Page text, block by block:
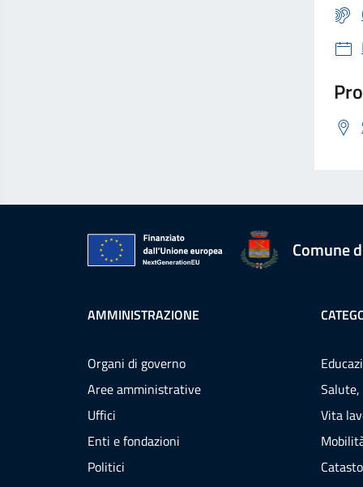
Comune
AMMINISTRAZIONE
Organi di governo
Aree amministrative
Uffici
Enti e fondazioni
Politici
Salute,
Vita